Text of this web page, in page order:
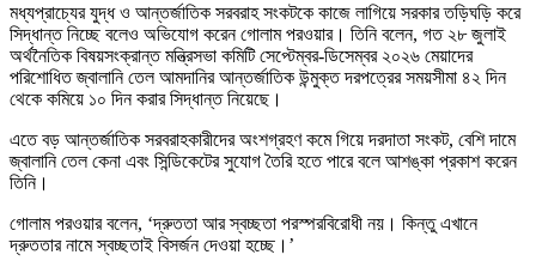
মধ্যপ্রাচ্যের যুদ্ধ ও আন্তর্জাতিক সরবরাহ সংকটকে কাজে লাগিয়ে সরকার তড়িঘড়ি করে
সিদ্ধান্ত নিচ্ছে বলেও অভিযোগ করেন গোলাম পরওয়ার। তিনি বলেন, গত ২৮ জুলাই
অর্থনৈতিক বিষয়সংক্রান্ত মন্ত্রিসভা কমিটি সেপ্টেম্বর-ডিসেম্বর ২০২৬ মেয়াদের
পরিশোধিত জ্বালানি তেল আমদানির আন্তর্জাতিক উন্মুক্ত দরপত্রের সময়সীমা ৪২ দিন
থেকে কমিয়ে ১০ দিন করার সিদ্ধান্ত নিয়েছে।
এতে বড় আন্তর্জাতিক সরবরাহকারীদের অংশগ্রহণ কমে গিয়ে দরদাতা সংকট, বেশি দামে
জ্বালানি তেল কেনা এবং সিন্ডিকেটের সুযোগ তৈরি হতে পারে বলে আশঙ্কা প্রকাশ করেন
তিনি।
গোলাম পরওয়ার বলেন, ‘দ্রুততা আর স্বচ্ছতা পরস্পরবিরোধী নয়। কিন্তু এখানে
দ্রুততার নামে স্বচ্ছতাই বিসর্জন দেওয়া হচ্ছে।’